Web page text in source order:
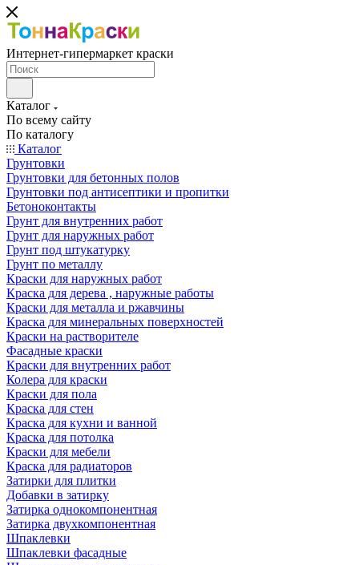
Интернет-гипермаркет краски
Каталог
По всему сайту
По каталогу
Каталог
Грунтовки
Грунтовки для бетонных полов
Грунтовки под антисептики и пропитки
Бетоноконтакты
Грунт для внутренних работ
Грунт для наружных работ
Грунт под штукатурку
Грунт по металлу
Краски для наружных работ
Краска для дерева , наружные работы
Краски для металла и ржавчины
Краска для минеральных поверхностей
Краски на растворителе
Фасадные краски
Краски для внутренних работ
Колера для краски
Краски для пола
Краска для стен
Краска для кухни и ванной
Краска для потолка
Краски для мебели
Краска для радиаторов
Затирки для плитки
Добавки в затирку
Затирка однокомпонентная
Затирка двухкомпонентная
Шпаклевки
Шпаклевки фасадные